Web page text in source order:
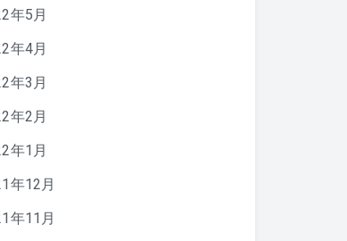
年5月
年4月
年3月
年2月
年1月
年12月
年11月